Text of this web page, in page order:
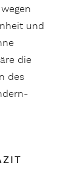
und
die
des